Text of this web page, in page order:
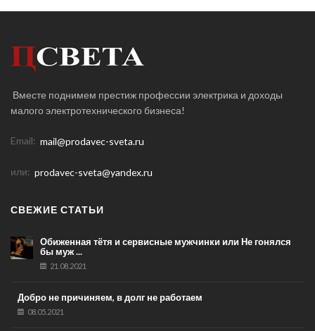
Вместе поднимем престиж профессии электрика и доходы
малого электротехнического бизнеса!
Email: mail@prodavec-sveta.ru
или: prodavec-sveta@yandex.ru
СВЕЖИЕ СТАТЬИ
Обиженная тётя и сервисные мужчинки или Не гонялся
бы муж ...
21.08.2021
Добро не причиняем, в долг не работаем
08.05.2021